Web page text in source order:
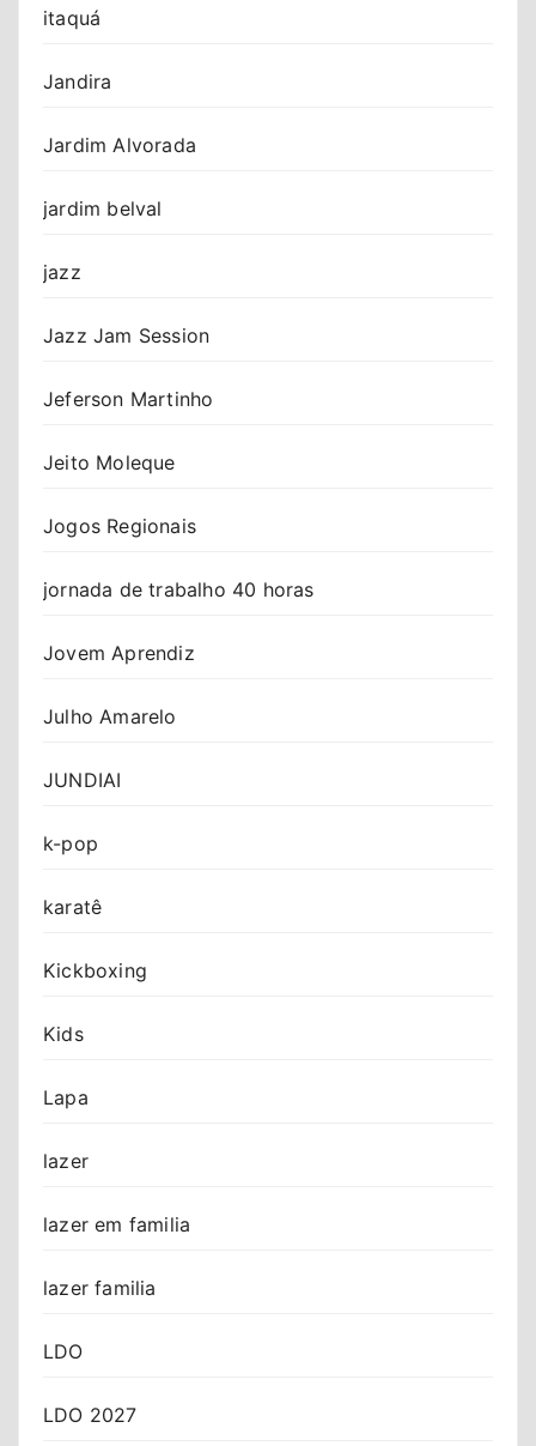
itaquá
Jandira
Jardim Alvorada
jardim belval
jazz
Jazz Jam Session
Jeferson Martinho
Jeito Moleque
Jogos Regionais
jornada de trabalho 40 horas
Jovem Aprendiz
Julho Amarelo
JUNDIAI
k-pop
karatê
Kickboxing
Kids
Lapa
lazer
lazer em familia
lazer familia
LDO
LDO 2027